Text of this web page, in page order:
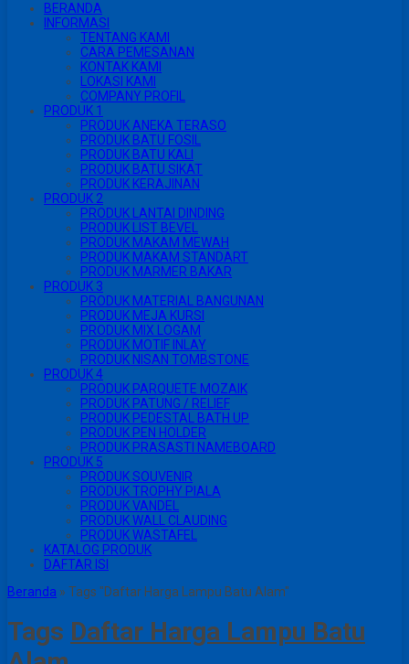
BERANDA
INFORMASI
TENTANG KAMI
CARA PEMESANAN
KONTAK KAMI
LOKASI KAMI
COMPANY PROFIL
PRODUK 1
PRODUK ANEKA TERASO
PRODUK BATU FOSIL
PRODUK BATU KALI
PRODUK BATU SIKAT
PRODUK KERAJINAN
PRODUK 2
PRODUK LANTAI DINDING
PRODUK LIST BEVEL
PRODUK MAKAM MEWAH
PRODUK MAKAM STANDART
PRODUK MARMER BAKAR
PRODUK 3
PRODUK MATERIAL BANGUNAN
PRODUK MEJA KURSI
PRODUK MIX LOGAM
PRODUK MOTIF INLAY
PRODUK NISAN TOMBSTONE
PRODUK 4
PRODUK PARQUETE MOZAIK
PRODUK PATUNG / RELIEF
PRODUK PEDESTAL BATH UP
PRODUK PEN HOLDER
PRODUK PRASASTI NAMEBOARD
PRODUK 5
PRODUK SOUVENIR
PRODUK TROPHY PIALA
PRODUK VANDEL
PRODUK WALL CLAUDING
PRODUK WASTAFEL
KATALOG PRODUK
DAFTAR ISI
Beranda » Tags "Daftar Harga Lampu Batu Alam"
Tags Daftar Harga Lampu Batu